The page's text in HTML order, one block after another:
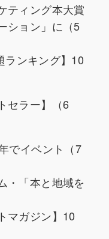
ティング本大賞
ション」に（5
ランキング】10
セラー】（6
でイベント（7
・「本と地域を
マガジン】10